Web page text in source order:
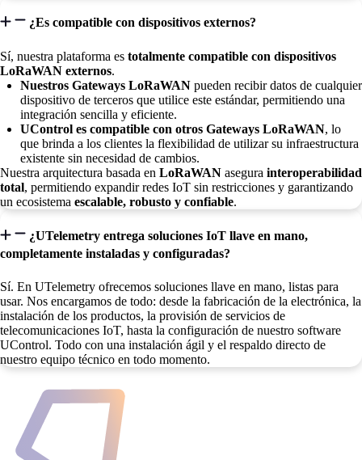
¿Es compatible con dispositivos externos?
Sí, nuestra plataforma es totalmente compatible con dispositivos
LoRaWAN externos.
Nuestros Gateways LoRaWAN pueden recibir datos de cualquier
dispositivo de terceros que utilice este estándar, permitiendo una
integración sencilla y eficiente.
UControl es compatible con otros Gateways LoRaWAN, lo
que brinda a los clientes la flexibilidad de utilizar su infraestructura
existente sin necesidad de cambios.
Nuestra arquitectura basada en LoRaWAN asegura interoperabilidad
total, permitiendo expandir redes IoT sin restricciones y garantizando
un ecosistema escalable, robusto y confiable.
¿UTelemetry entrega soluciones IoT llave en mano,
completamente instaladas y configuradas?
Sí. En UTelemetry ofrecemos soluciones llave en mano, listas para
usar. Nos encargamos de todo: desde la fabricación de la electrónica, la
instalación de los productos, la provisión de servicios de
telecomunicaciones IoT, hasta la configuración de nuestro software
UControl. Todo con una instalación ágil y el respaldo directo de
nuestro equipo técnico en todo momento.